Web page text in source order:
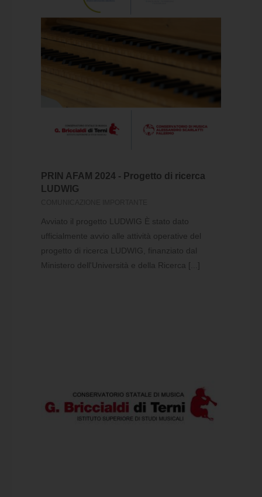
PRIN AFAM 2024 - Progetto di ricerca
LUDWIG
Avviato il progetto LUDWIG È stato dato
ufficialmente avvio alle attività operative del
progetto di ricerca LUDWIG, finanziato dal
Ministero dell'Università e della Ricerca [...]